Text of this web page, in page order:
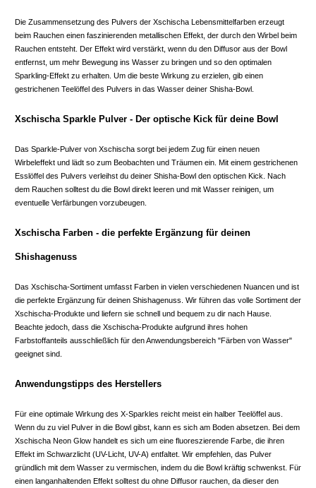
Die Zusammensetzung des Pulvers der Xschischa Lebensmittelfarben erzeugt
beim Rauchen einen faszinierenden metallischen Effekt, der durch den Wirbel beim
Rauchen entsteht. Der Effekt wird verstärkt, wenn du den Diffusor aus der Bowl
entfernst, um mehr Bewegung ins Wasser zu bringen und so den optimalen
Sparkling-Effekt zu erhalten. Um die beste Wirkung zu erzielen, gib einen
gestrichenen Teelöffel des Pulvers in das Wasser deiner Shisha-Bowl.
Xschischa Sparkle Pulver - Der optische Kick für deine Bowl
Das Sparkle-Pulver von Xschischa sorgt bei jedem Zug für einen neuen
Wirbeleffekt und lädt so zum Beobachten und Träumen ein. Mit einem gestrichenen
Esslöffel des Pulvers verleihst du deiner Shisha-Bowl den optischen Kick. Nach
dem Rauchen solltest du die Bowl direkt leeren und mit Wasser reinigen, um
eventuelle Verfärbungen vorzubeugen.
Xschischa Farben - die perfekte Ergänzung für deinen
Shishagenuss
Das Xschischa-Sortiment umfasst Farben in vielen verschiedenen Nuancen und ist
die perfekte Ergänzung für deinen Shishagenuss. Wir führen das volle Sortiment der
Xschischa-Produkte und liefern sie schnell und bequem zu dir nach Hause.
Beachte jedoch, dass die Xschischa-Produkte aufgrund ihres hohen
Farbstoffanteils ausschließlich für den Anwendungsbereich "Färben von Wasser"
geeignet sind.
Anwendungstipps des Herstellers
Für eine optimale Wirkung des X-Sparkles reicht meist ein halber Teelöffel aus.
Wenn du zu viel Pulver in die Bowl gibst, kann es sich am Boden absetzen. Bei dem
Xschischa Neon Glow handelt es sich um eine fluoreszierende Farbe, die ihren
Effekt im Schwarzlicht (UV-Licht, UV-A) entfaltet. Wir empfehlen, das Pulver
gründlich mit dem Wasser zu vermischen, indem du die Bowl kräftig schwenkst. Für
einen langanhaltenden Effekt solltest du ohne Diffusor rauchen, da dieser den